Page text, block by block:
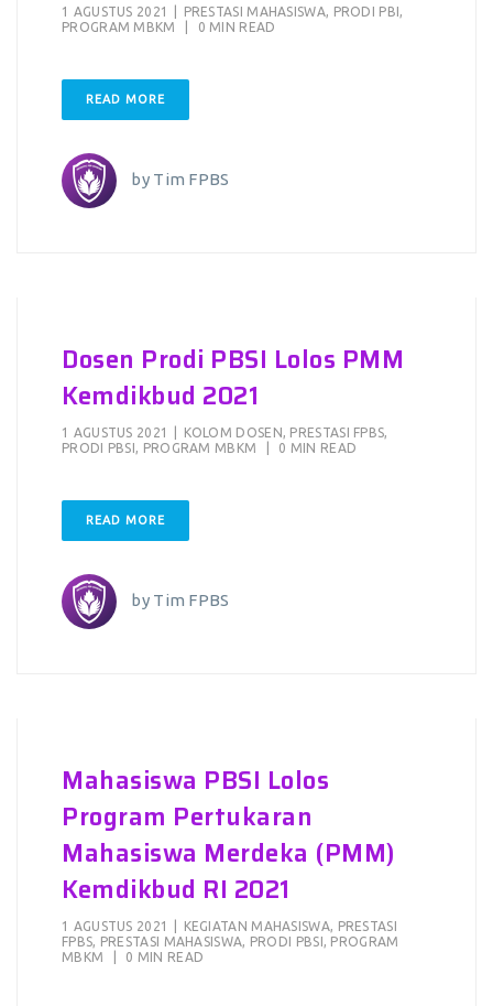
1 AGUSTUS 2021 PRESTASI MAHASISWA PRODI PBI
PROGRAM MBKM
0 MIN READ
READ MORE
by Tim FPBS
Dosen Prodi PBSI Lolos PMM
Kemdikbud 2021
1 AGUSTUS 2021 KOLOM DOSEN PRESTASI FPBS
PRODI PBSI
PROGRAM MBKM 0 MIN READ
READ MORE
by Tim FPBS
Mahasiswa PBSI Lolos
Program Pertukaran
Mahasiswa Merdeka (PMM)
Kemdikbud RI 2021
1 AGUSTUS 2021 KEGIATAN MAHASISWA
PRESTASI
FPBS
PRESTASI MAHASISWA PRODI PBSI
PROGRAM
MBKM
0 MIN READ